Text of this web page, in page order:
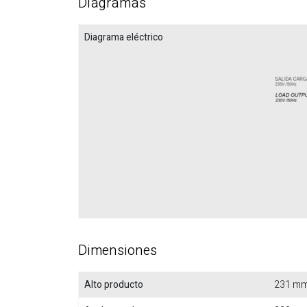
Diagrama eléctrico
Dimensiones
Alto producto
231